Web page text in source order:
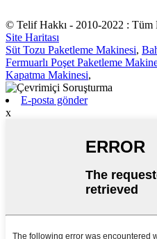
© Telif Hakkı - 2010-2022 : Tüm
Site Haritası
Süt Tozu Paketleme Makinesi,
Fermuarlı Poşet Paketleme
Kapatma Makinesi,
E-posta gönder
x